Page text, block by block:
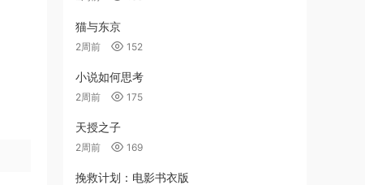
猫与东京
2周前 152
小说如何思考
2周前 175
天授之子
2周前 169
挽救计划：电影书衣版